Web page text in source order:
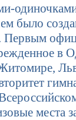
было
Первым
в
места